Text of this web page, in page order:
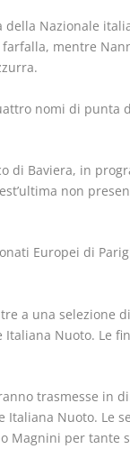
Nazionale
mentre
nomi di punta
di Baviera, in
non
Europei di
a una selezione
Nuoto. Le
trasmesse in
Italiana Nuoto. Le
Magnini per tante